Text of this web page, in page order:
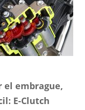
embrague,
E-Clutch